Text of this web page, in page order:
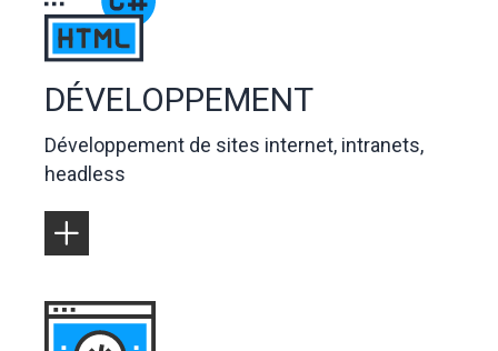
DÉVELOPPEMENT
Développement de sites internet, intranets,
headless
Logo